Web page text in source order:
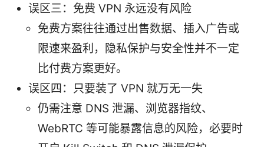
误区三：免费 VPN 永远没有风险
免费方案往往通过出售数据、插入广告或
限速来盈利，隐私保护与安全性并不一定
比付费方案更好。
误区四：只要装了 VPN 就万无一失
仍需注意 DNS 泄漏、浏览器指纹、
WebRTC 等可能暴露信息的风险，必要时